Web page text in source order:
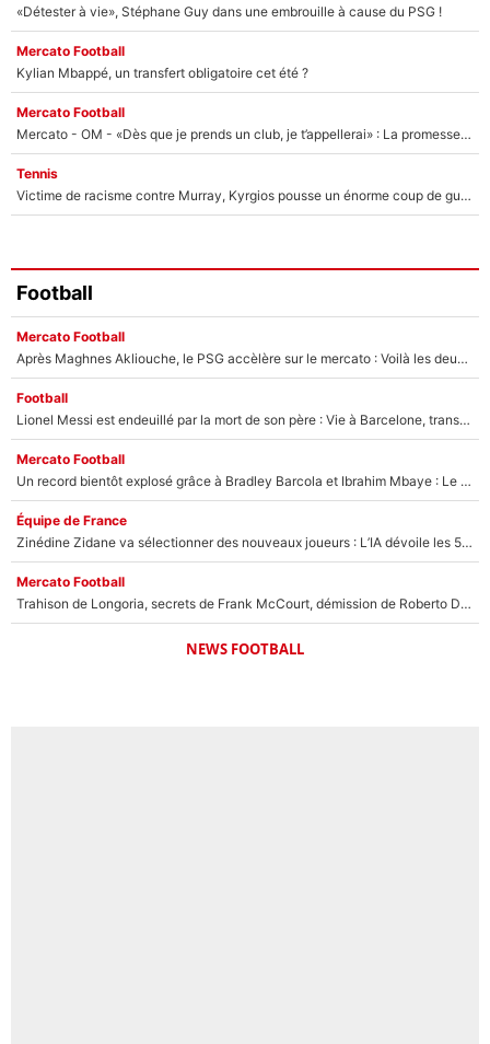
«Détester à vie», Stéphane Guy dans une embrouille à cause du PSG !
Mercato Football
Kylian Mbappé, un transfert obligatoire cet été ?
Mercato Football
Mercato - OM - «Dès que je prends un club, je t’appellerai» : La promesse de Marcelino au moment de claquer la porte
Tennis
Victime de racisme contre Murray, Kyrgios pousse un énorme coup de gueule !
Football
Mercato Football
Après Maghnes Akliouche, le PSG accèlère sur le mercato : Voilà les deux nouvelles recrues qui vont signer la semaine prochaine ?
Football
Lionel Messi est endeuillé par la mort de son père : Vie à Barcelone, transfert au PSG... voilà comment Jorge Messi a joué un rôle essentiel dans sa carrière !
Mercato Football
Un record bientôt explosé grâce à Bradley Barcola et Ibrahim Mbaye : Le PSG sur le point de réaliser un mercato historique ?
Équipe de France
Zinédine Zidane va sélectionner des nouveaux joueurs : L’IA dévoile les 5 cracks qui pourraient rapidement le rejoindre en équipe de France !
Mercato Football
Trahison de Longoria, secrets de Frank McCourt, démission de Roberto De Zerbi : Medhi Benatia se lâche sur son départ de l'OM et fait d'importantes révélations
NEWS FOOTBALL